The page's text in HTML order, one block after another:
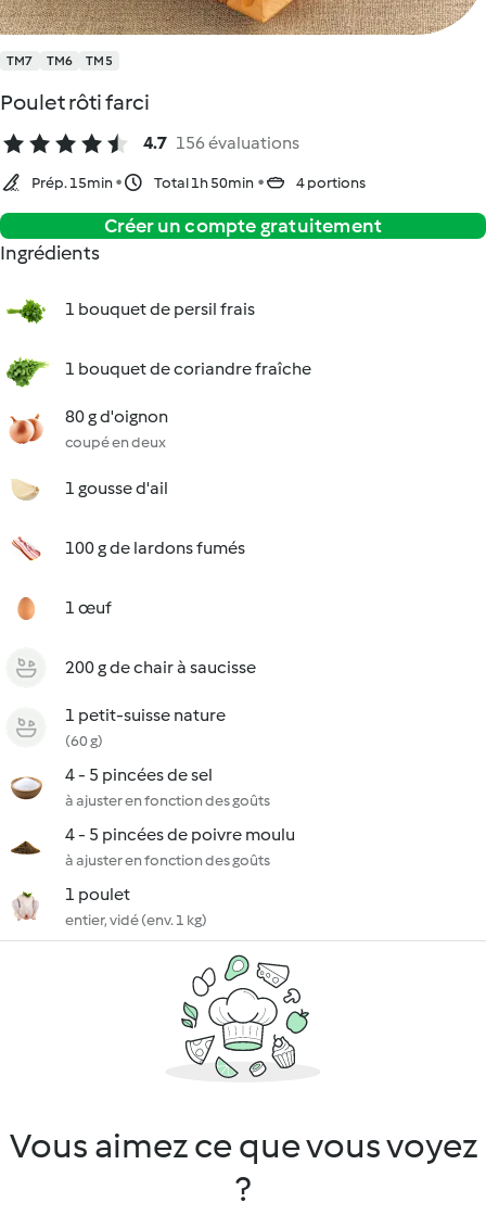
TM7 TM6 TM5
Poulet rôti farci
4.7 156 évaluations
Prép. 15min Total 1h 50min 4 portions
Créer un compte gratuitement
Ingrédients
1 bouquet de persil frais
1 bouquet de coriandre fraîche
80 g d'oignon
coupé en deux
1 gousse d'ail
100 g de lardons fumés
1 œuf
200 g de chair à saucisse
1 petit-suisse nature
(60 g)
4 - 5 pincées de sel
à ajuster en fonction des goûts
4 - 5 pincées de poivre moulu
à ajuster en fonction des goûts
1 poulet
entier, vidé (env. 1 kg)
Vous aimez ce que vous voyez
?